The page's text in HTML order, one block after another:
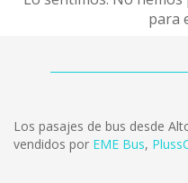
para
Los pasajes de bus desde
vendidos por EME Bus,